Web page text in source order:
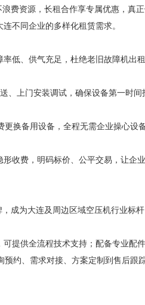
费资源，长租合作享专属优惠，真
不同企业的多样化租赁需求。
低、供气充足，杜绝老旧故障机出
、上门安装调试，确保设备第一时间
换备用设备，全程无需企业操心设
收费，明码标价、公平交易，让企
成为大连及周边区域空压机行业标
提供全流程技术支持；配备专业配
约、需求对接、方案定制到售后跟